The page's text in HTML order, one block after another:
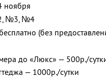
ноября
№3, №4
(без
до «Люкс» — 500р./
— 1000р./сутки